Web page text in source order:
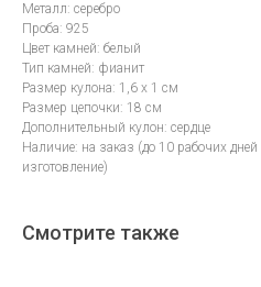
Металл: серебро
Проба: 925
Цвет камней: белый
Тип камней: фианит
Размер кулона: 1,6 х 1 см
Размер цепочки: 18 см
Дополнительный кулон: сердце
Наличие: на заказ (до 10 рабочих
изготовление)
Смотрите также